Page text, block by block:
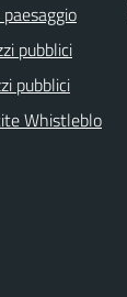
pubblici
pubblici
Whistleblo